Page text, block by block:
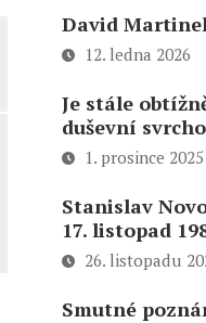
David
12. ledna 2026
Je stále
duševní
1. prosince 2025
Stanislav
17. listopad
26. listopadu
Smutné